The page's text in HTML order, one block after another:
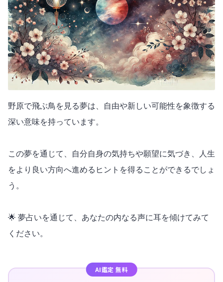
野原で飛ぶ鳥を見る夢は、自由や新しい可能性を象徴する
深い意味を持っています。
この夢を通じて、自分自身の気持ちや願望に気づき、人生
をより良い方向へ進めるヒントを得ることができるでしょ
う。
🌟 夢占いを通じて、あなたの内なる声に耳を傾けてみて
ください。
AI鑑定 無料